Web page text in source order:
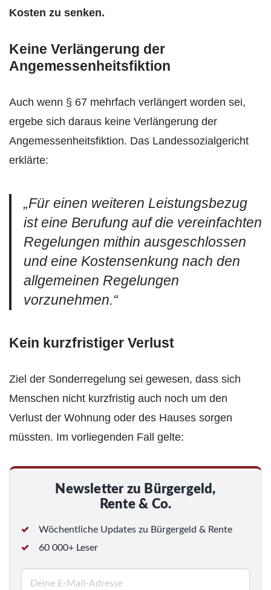
Kosten zu senken.
Keine Verlängerung der
Angemessenheitsfiktion
Auch wenn § 67 mehrfach verlängert worden sei,
ergebe sich daraus keine Verlängerung der
Angemessenheitsfiktion. Das Landessozialgericht
erklärte:
„Für einen weiteren Leistungsbezug
ist eine Berufung auf die vereinfachten
Regelungen mithin ausgeschlossen
und eine Kostensenkung nach den
allgemeinen Regelungen
vorzunehmen.“
Kein kurzfristiger Verlust
Ziel der Sonderregelung sei gewesen, dass sich
Menschen nicht kurzfristig auch noch um den
Verlust der Wohnung oder des Hauses sorgen
müssten. Im vorliegenden Fall gelte:
Newsletter zu Bürgergeld,
Rente & Co.
Wöchentliche Updates zu Bürgergeld & Rente
60 000+ Leser